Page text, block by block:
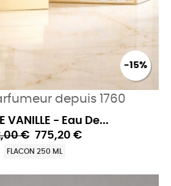
-15%
depuis 1760
VANILLE - Eau De...
€ 775,20 €
FLACON 250 ML